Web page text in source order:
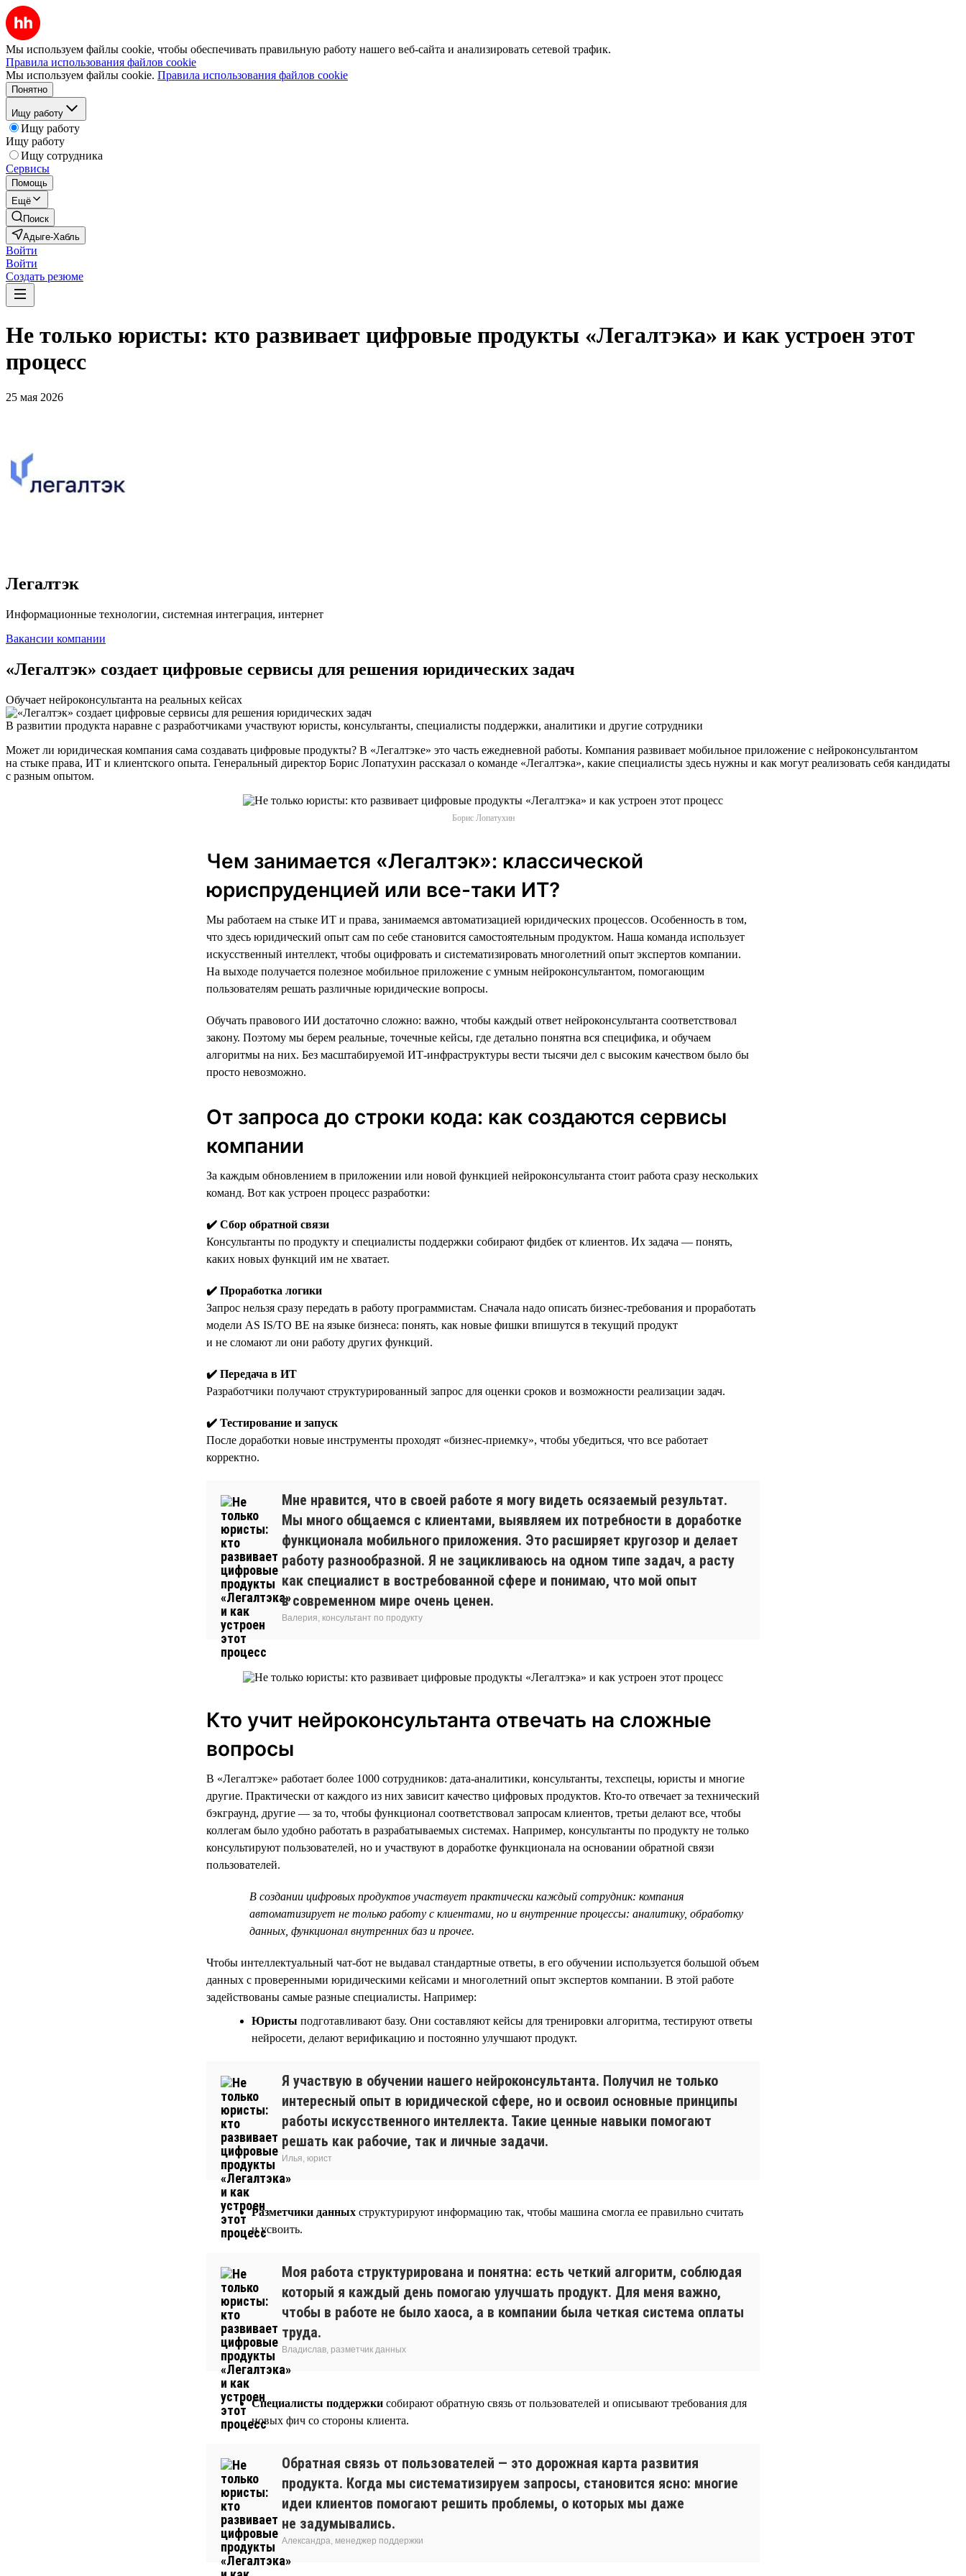
Мы используем файлы cookie, чтобы обеспечивать правильную работу нашего веб-сайта и анализировать сетевой трафик.
Правила использования файлов cookie
Мы используем файлы cookie. Правила использования файлов cookie
Понятно
Ищу работу
Ищу работу
Ищу работу
Ищу сотрудника
Сервисы
Помощь
Ещё
Поиск
Адыге-Хабль
Войти
Войти
Создать резюме
Не только юристы: кто развивает цифровые продукты «Легалтэка» и как устроен этот
процесс
25 мая 2026
Легалтэк
Информационные технологии, системная интеграция, интернет
Вакансии компании
«Легалтэк» создает цифровые сервисы для решения юридических задач
Обучает нейроконсультанта на реальных кейсах
В развитии продукта наравне с разработчиками участвуют юристы, консультанты, специалисты поддержки, аналитики и другие сотрудники
Может ли юридическая компания сама создавать цифровые продукты? В «Легалтэке» это часть ежедневной работы. Компания развивает мобильное приложение с нейроконсультантом
на стыке права, ИТ и клиентского опыта. Генеральный директор Борис Лопатухин рассказал о команде «Легалтэка», какие специалисты здесь нужны и как могут реализовать себя кандидаты
с разным опытом.
Борис Лопатухин
Чем занимается «Легалтэк»: классической
юриспруденцией или все-таки ИТ?
Мы работаем на стыке ИТ и права, занимаемся автоматизацией юридических процессов. Особенность в том,
что здесь юридический опыт сам по себе становится самостоятельным продуктом. Наша команда использует
искусственный интеллект, чтобы оцифровать и систематизировать многолетний опыт экспертов компании.
На выходе получается полезное мобильное приложение с умным нейроконсультантом, помогающим
пользователям решать различные юридические вопросы.
Обучать правового ИИ достаточно сложно: важно, чтобы каждый ответ нейроконсультанта соответствовал
закону. Поэтому мы берем реальные, точечные кейсы, где детально понятна вся специфика, и обучаем
алгоритмы на них. Без масштабируемой ИТ-инфраструктуры вести тысячи дел с высоким качеством было бы
просто невозможно.
От запроса до строки кода: как создаются сервисы
компании
За каждым обновлением в приложении или новой функцией нейроконсультанта стоит работа сразу нескольких
команд. Вот как устроен процесс разработки:
✔️ Сбор обратной связи
Консультанты по продукту и специалисты поддержки собирают фидбек от клиентов. Их задача — понять,
каких новых функций им не хватает.
✔️ Проработка логики
Запрос нельзя сразу передать в работу программистам. Сначала надо описать бизнес-требования и проработать
модели AS IS/TO BE на языке бизнеса: понять, как новые фишки впишутся в текущий продукт
и не сломают ли они работу других функций.
✔️ Передача в ИТ
Разработчики получают структурированный запрос для оценки сроков и возможности реализации задач.
✔️ Тестирование и запуск
После доработки новые инструменты проходят «бизнес-приемку», чтобы убедиться, что все работает
корректно.
Мне нравится, что в своей работе я могу видеть осязаемый результат.
Мы много общаемся с клиентами, выявляем их потребности в доработке
функционала мобильного приложения. Это расширяет кругозор и делает
работу разнообразной. Я не зацикливаюсь на одном типе задач, а расту
как специалист в востребованной сфере и понимаю, что мой опыт
в современном мире очень ценен.
Валерия, консультант по продукту
Кто учит нейроконсультанта отвечать на сложные
вопросы
В «Легалтэке» работает более 1000 сотрудников: дата-аналитики, консультанты, техспецы, юристы и многие
другие. Практически от каждого из них зависит качество цифровых продуктов. Кто-то отвечает за технический
бэкграунд, другие — за то, чтобы функционал соответствовал запросам клиентов, третьи делают все, чтобы
коллегам было удобно работать в разрабатываемых системах. Например, консультанты по продукту не только
консультируют пользователей, но и участвуют в доработке функционала на основании обратной связи
пользователей.
В создании цифровых продуктов участвует практически каждый сотрудник: компания
автоматизирует не только работу с клиентами, но и внутренние процессы: аналитику, обработку
данных, функционал внутренних баз и прочее.
Чтобы интеллектуальный чат-бот не выдавал стандартные ответы, в его обучении используется большой объем
данных с проверенными юридическими кейсами и многолетний опыт экспертов компании. В этой работе
задействованы самые разные специалисты. Например:
Юристы подготавливают базу. Они составляют кейсы для тренировки алгоритма, тестируют ответы
нейросети, делают верификацию и постоянно улучшают продукт.
Я участвую в обучении нашего нейроконсультанта. Получил не только
интересный опыт в юридической сфере, но и освоил основные принципы
работы искусственного интеллекта. Такие ценные навыки помогают
решать как рабочие, так и личные задачи.
Илья, юрист
Разметчики данных структурируют информацию так, чтобы машина смогла ее правильно считать
и усвоить.
Моя работа структурирована и понятна: есть четкий алгоритм, соблюдая
который я каждый день помогаю улучшать продукт. Для меня важно,
чтобы в работе не было хаоса, а в компании была четкая система оплаты
труда.
Владислав, разметчик данных
Специалисты поддержки собирают обратную связь от пользователей и описывают требования для
новых фич со стороны клиента.
Обратная связь от пользователей — это дорожная карта развития
продукта. Когда мы систематизируем запросы, становится ясно: многие
идеи клиентов помогают решить проблемы, о которых мы даже
не задумывались.
Александра, менеджер поддержки